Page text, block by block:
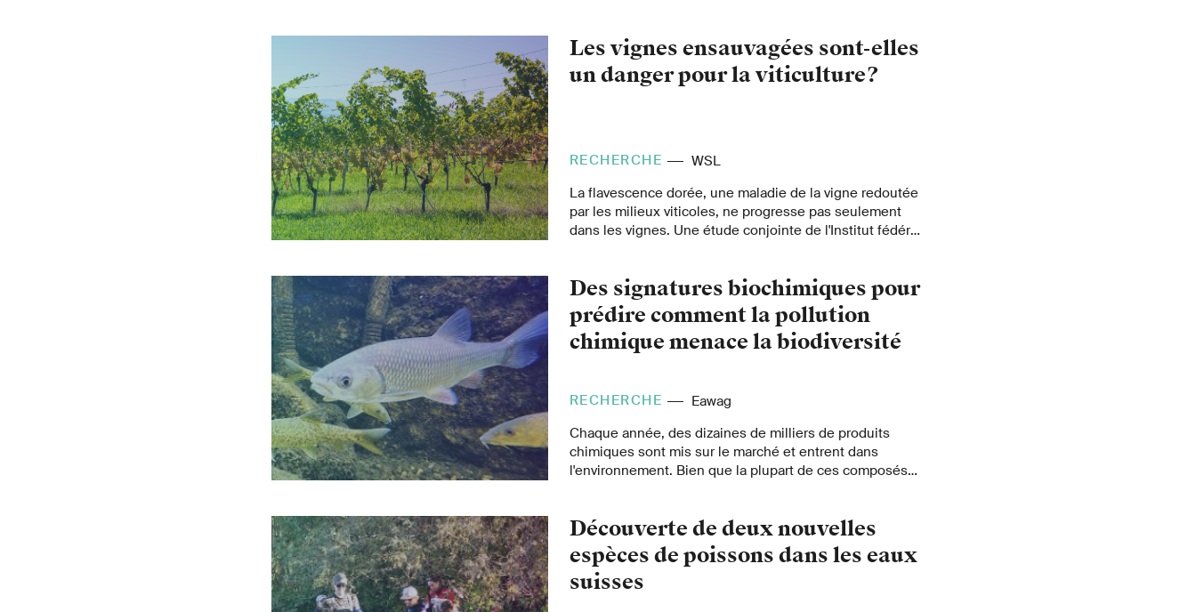
cumulatives.
Les vignes ensauvagées sont-elles
un danger pour la viticulture?
RECHERCHE
WSL
La flavescence dorée, une maladie de la vigne redoutée
par les milieux viticoles, ne progresse pas seulement
dans les vignes. Une étude conjointe de l'Institut fédéral
maladie.
Des signatures biochimiques pour
prédire comment la pollution
chimique menace la biodiversité
RECHERCHE
Eawag
Chaque année, des dizaines de milliers de produits
chimiques sont mis sur le marché et entrent dans
l'environnement. Bien que la plupart de ces composés
prédire. Pour mieux estimer leur menace potentielle
pour les écosystèmes, des scientifiques de l'Eawag ont
exploré des signatures biochimiques qui indiquent le
niveau de stress chimique subi par les poissons.
Découverte de deux nouvelles
espèces de poissons dans les eaux
suisses